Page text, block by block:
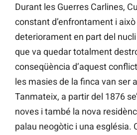
Durant les Guerres Carlines,
constant d’enfrontament i
deteriorament en part del
que va quedar totalment
conseqüència d’aquest
les masies de la finca van ser
Tanmateix, a partir del 1876
noves i també la nova
palau neogòtic i una església.